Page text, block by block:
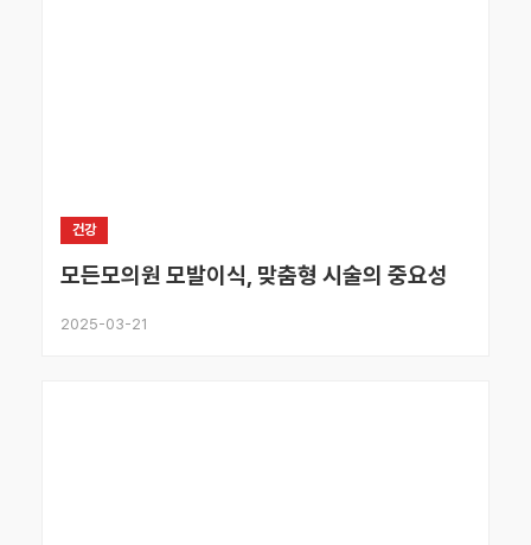
건강
모든모의원 모발이식, 맞춤형 시술의 중요성
2025-03-21